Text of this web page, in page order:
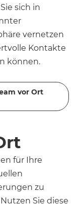
können.
vor Ort